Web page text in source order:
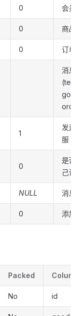
0 会员id
0 商品id
0 订单id
消息
(text
goods
order)
1
发送
服 2:
0
是否
己读
NULL 消息
0 添加
Packed Column
No id